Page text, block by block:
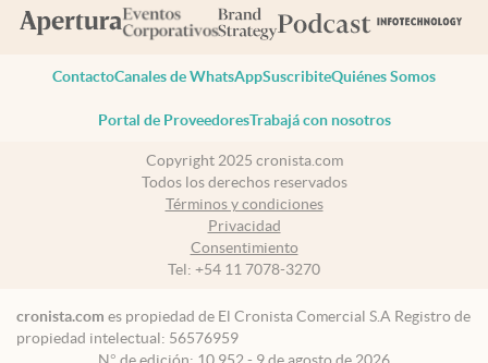
ContactoCanales de WhatsAppSuscribiteQuiénes Somos
Portal de ProveedoresTrabajá con nosotros
Copyright 2025 cronista.com
Todos los derechos reservados
Términos y condiciones
Privacidad
Consentimiento
Tel: +54 11 7078-3270
cronista.com es propiedad de El Cronista Comercial S.A Registro de
propiedad intelectual: 56576959
N° de edición: 10.952 - 9 de agosto de 2026